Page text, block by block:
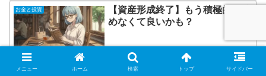
お金と投資
【資産形成終了】もう積極的に貯
めなくて良いかも？
2026.07.15
メニュー ホーム 検索 トップ サイドバー